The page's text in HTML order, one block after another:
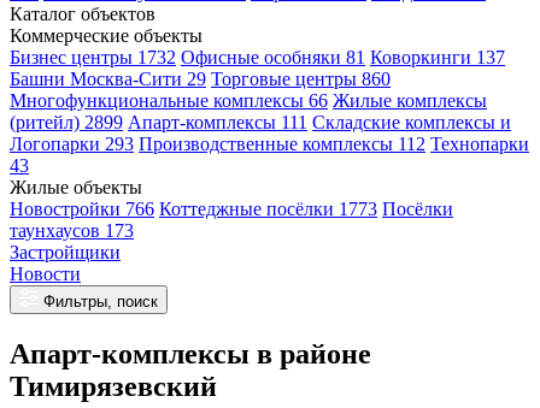
Каталог объектов
Коммерческие объекты
Бизнес центры 1732 Офисные особняки 81 Коворкинги 137
Башни Москва-Сити 29 Торговые центры 860
Многофункциональные комплексы 66 Жилые комплексы
(ритейл) 2899 Апарт-комплексы 111 Складские комплексы и
Логопарки 293 Производственные комплексы 112 Технопарки
43
Жилые объекты
Новостройки 766 Коттеджные посёлки 1773 Посёлки
таунхаусов 173
Застройщики
Новости
Фильтры, поиск
Апарт-комплексы в районе
Тимирязевский